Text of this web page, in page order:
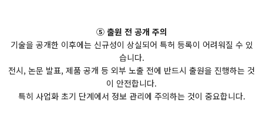
⑤ 출원 전 공개 주의
기술을 공개한 이후에는 신규성이 상실되어 특허 등록이 어려워질 수 있
습니다.
전시, 논문 발표, 제품 공개 등 외부 노출 전에 반드시 출원을 진행하는 것
이 안전합니다.
특히 사업화 초기 단계에서 정보 관리에 주의하는 것이 중요합니다.